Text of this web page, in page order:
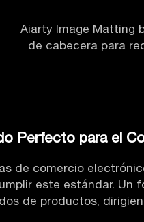
Aiarty Image Matting
de cabecera para
Perfecto para el
de comercio
este estándar. Un
de productos,